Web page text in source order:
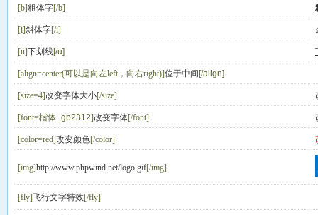
[b]粗体字[/b]
[i]斜体字[/i]
[u]下划线[/u]
[align=center(可以是向左left，向右right)]位于中间 [/align]
[size=4]改变字体大小[/size]
[font=楷体_gb2312]改变字体[/font]
[color=red]改变颜色[/color]
[img]http://www.phpwind.net/logo.gif[/img]
[fly]飞行文字特效[/fly]